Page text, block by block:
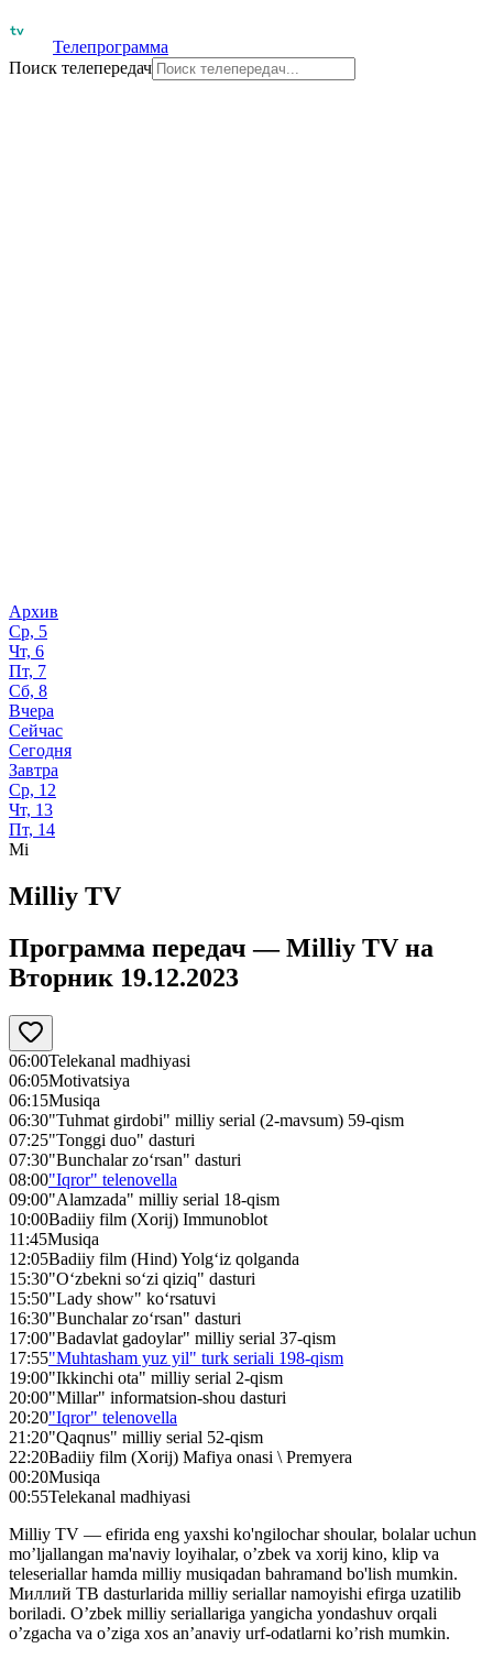
Телепрограмма
Поиск телепередач
Архив
Ср, 5
Чт, 6
Пт, 7
Сб, 8
Вчера
Сейчас
Сегодня
Завтра
Ср, 12
Чт, 13
Пт, 14
Mi
Milliy TV
Программа передач —Milliy TV на
Вторник 19.12.2023
06:00Telekanal madhiyasi
06:05Motivatsiya
06:15Musiqa
06:30"Tuhmat girdobi" milliy serial (2-mavsum) 59-qism
07:25"Tonggi duo" dasturi
07:30"Bunchalar zo‘rsan" dasturi
08:00"Iqror" telenovella
09:00"Alamzada" milliy serial 18-qism
10:00Badiiy film (Xorij) Immunoblot
11:45Musiqa
12:05Badiiy film (Hind) Yolg‘iz qolganda
15:30"O‘zbekni so‘zi qiziq" dasturi
15:50"Lady show" ko‘rsatuvi
16:30"Bunchalar zo‘rsan" dasturi
17:00"Badavlat gadoylar" milliy serial 37-qism
17:55"Muhtasham yuz yil" turk seriali 198-qism
19:00"Ikkinchi ota" milliy serial 2-qism
20:00"Millar" informatsion-shou dasturi
20:20"Iqror" telenovella
21:20"Qaqnus" milliy serial 52-qism
22:20Badiiy film (Xorij) Mafiya onasi \ Premyera
00:20Musiqa
00:55Telekanal madhiyasi
Milliy TV — efirida eng yaxshi ko'ngilochar shoular, bolalar uchun
mo’ljallangan ma'naviy loyihalar, o’zbek va xorij kino, klip va
teleseriallar hamda milliy musiqadan bahramand bo'lish mumkin.
Миллий ТВ dasturlarida milliy seriallar namoyishi efirga uzatilib
boriladi. O’zbek milliy seriallariga yangicha yondashuv orqali
o’zgacha va o’ziga xos an’anaviy urf-odatlarni ko’rish mumkin.